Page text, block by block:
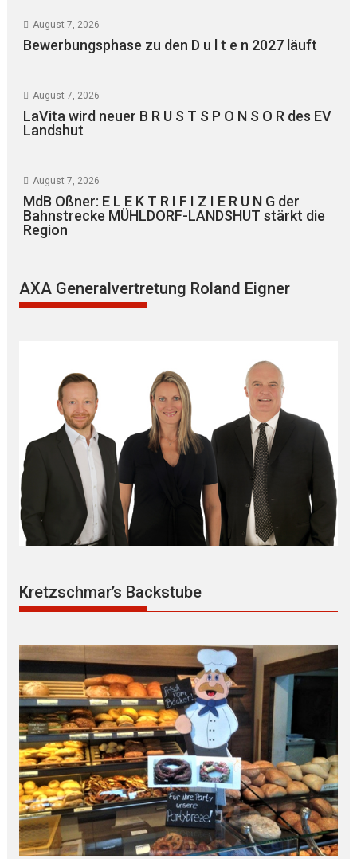
August 7, 2026
Bewerbungsphase zu den D u l t e n 2027 läuft
August 7, 2026
LaVita wird neuer B R U S T S P O N S O R des EV
Landshut
August 7, 2026
MdB Oßner: E L E K T R I F I Z I E R U N G der
Bahnstrecke MÜHLDORF-LANDSHUT stärkt die
Region
AXA Generalvertretung Roland Eigner
Kretzschmar’s Backstube